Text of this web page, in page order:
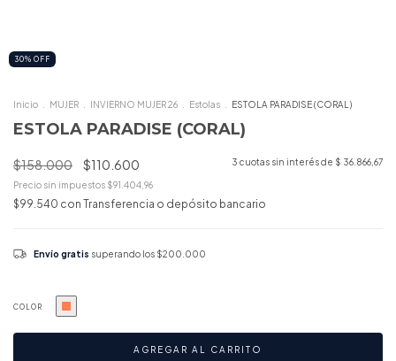
30% OFF
Inicio MUJER INVIERNO MUJER 26 Estolas ESTOLA PARADISE (CORAL)
ESTOLA PARADISE (CORAL)
$158.000 $110.600 3 cuotas sin interés de $ 36.866,67
Precio sin impuestos $91.404,96
$99.540 con Transferencia o depósito bancario
Envío gratis superando los $200.000
COLOR